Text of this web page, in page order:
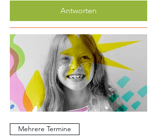
Antworten
Mehrere Termine